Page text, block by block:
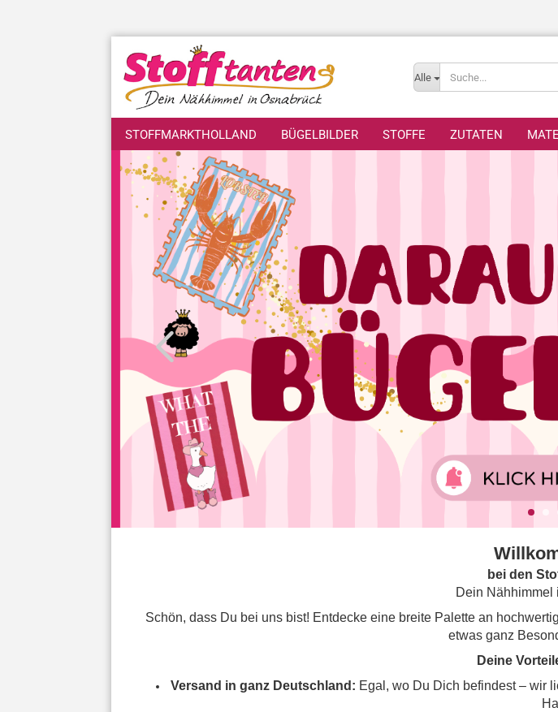
Alle
STOFFMARKTHOLLAND BÜGELBILDER STOFFE ZUTATEN
bei den
Dein Nähhimmel
Schön, dass Du bei uns bist! Entdecke eine breite Palette an
etwas ganz
Deine
Versand in ganz Deutschland: Egal, wo Du Dich befindest – wir